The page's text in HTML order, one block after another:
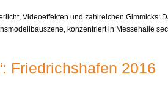
Videoeffekten und zahlreichen
konzentriert in Messehalle
Friedrichshafen 2016